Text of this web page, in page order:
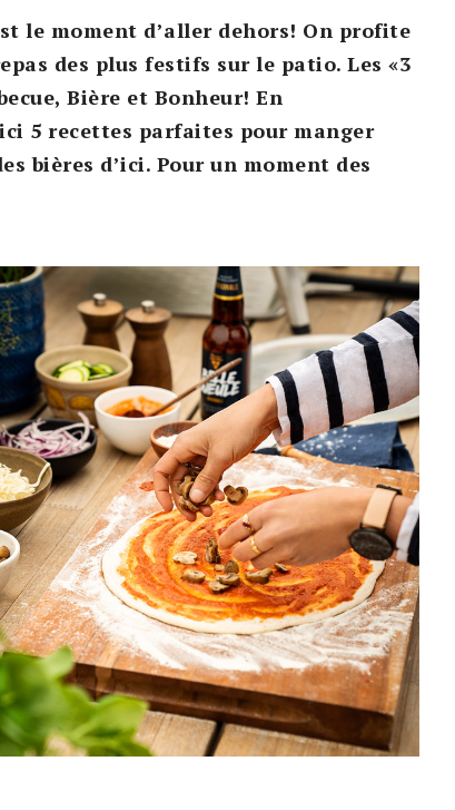
le moment d’aller dehors! On profite
des plus festifs sur le patio. Les «3
Bière et Bonheur! En
5 recettes parfaites pour manger
bières d’ici. Pour un moment des